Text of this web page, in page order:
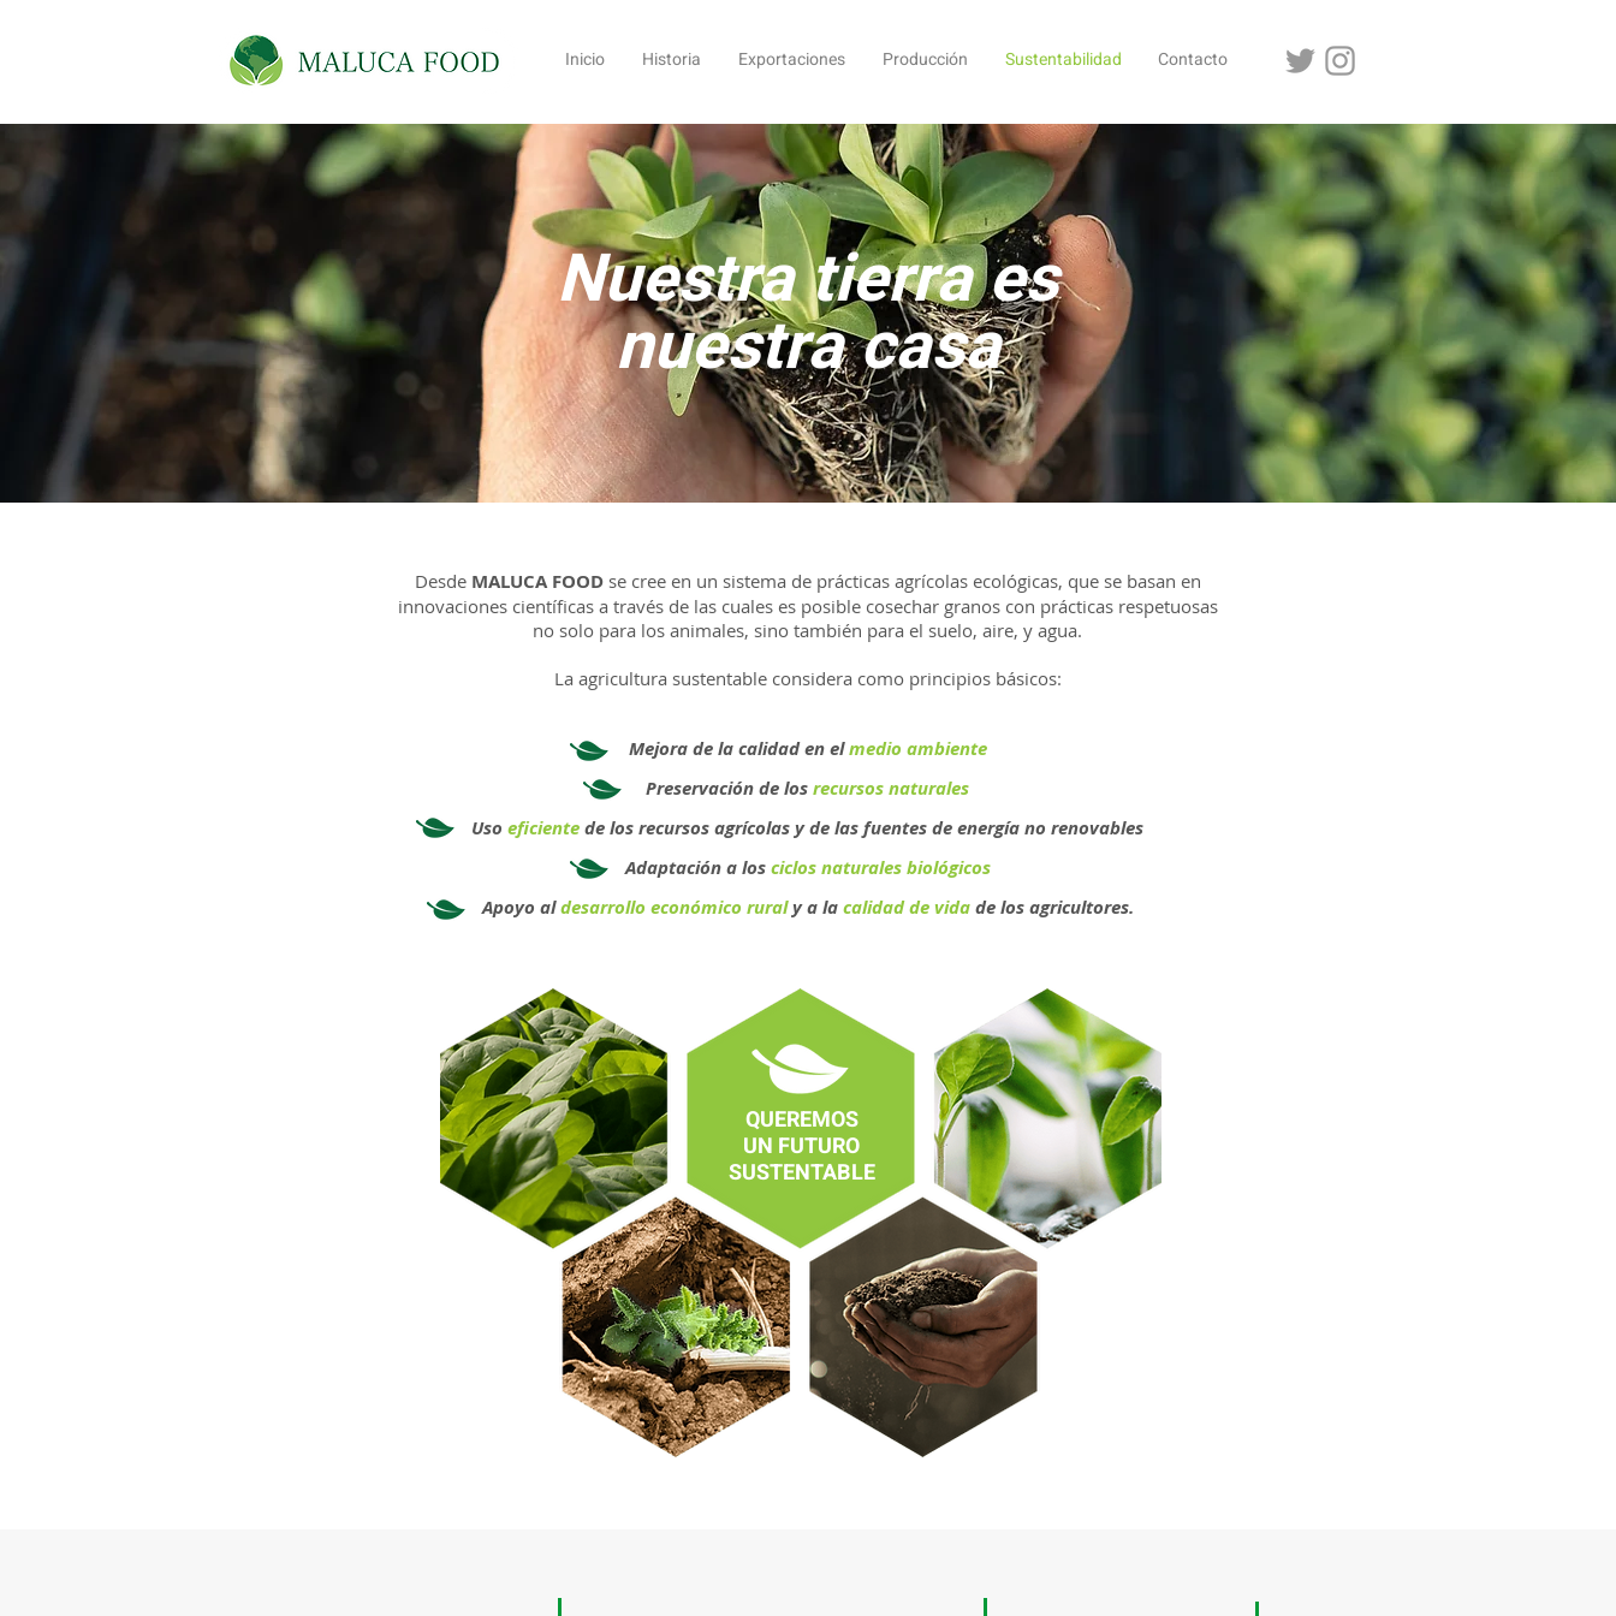
Inicio Historia Exportaciones Producción Sustentabilidad Contacto
Nuestra tierra es
nuestra casa
Desde MALUCA FOODse cree en un sistema de prácticas agrícolas ecológicas, que se basan en
innovaciones científicas a través de las cuales es posible cosechar granos con prácticas respetuosas
no solo para los animales, sino también para el suelo, aire, y agua.
La agricultura sustentable considera como principios básicos:
Mejora de la calidad en elmedio ambiente
Preservación de losrecursos naturales
Uso eficientede los recursos agrícolas y de las fuentes de energía no renovables
Adaptación a losciclos naturales biológicos
Apoyo aldesarrollo económico ruraly a lacalidad de vidade los agricultores.
QUEREMOS
UN FUTURO
SUSTENTABLE